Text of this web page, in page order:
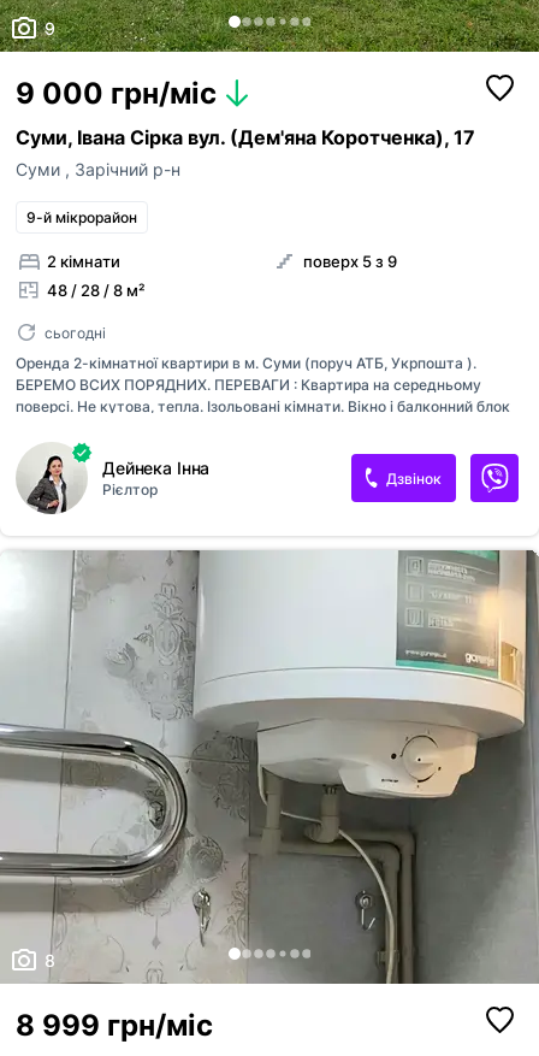
9
9 000 грн/міс
Суми, Івана Сірка вул. (Дем'яна Коротченка), 17
Суми , Зарічний р-н
9-й мікрорайон
2 кімнати
48 / 28 / 8 м²
поверх 5 з 9
сьогодні
Оренда 2-кімнатної квартири в м. Суми (поруч АТБ, Укрпошта ).
БЕРЕМО ВСИХ ПОРЯДНИХ. ПЕРЕВАГИ : Квартира на середньому
поверсі. Не кутова, тепла. Ізольовані кімнати. Вікно і балконний блок
вхідні двері. Пластикові труби на водопостачання і водовідведення .
Доглянутий під'їзд, євродвір, місце для паркування автомобіля. Поруч
усе необхідне для комфортного життя: магазини, аптеки, зупинка
громадського транспорту, дитсадок, школа, заклади відпочинку.
Телефонуйте!
Дейнека Інна
Рієлтор
Дзвінок
8
8 999 грн/міс